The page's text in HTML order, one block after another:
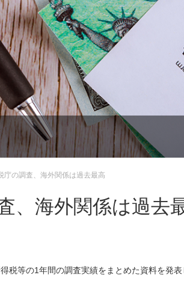
庁の調査、海外関係は過去最高
、海外関係は過去
税等の1年間の調査実績をまとめた資料を発